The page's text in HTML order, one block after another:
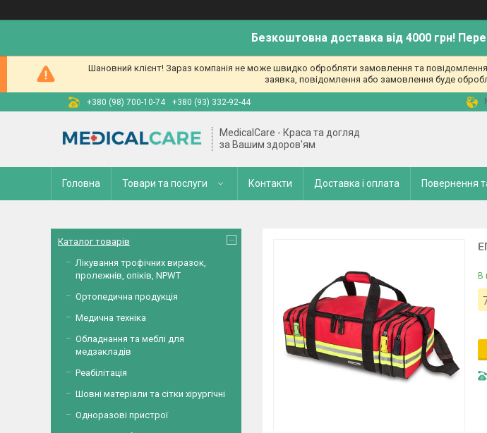
Безкоштовна доставка від 4000 грн!
Шановний клієнт! Зараз компанія не може швидко обробляти замовлення та
заявка, повідомлення або замовлення буде
+380 (98) 700-10-74 +380 (93) 332-92-44
MedicalCare - Краса та догляд
за Вашим здоров'ям
Головна Товари та послуги Контакти Доставка і оплата Повернення
В
Каталог товарів
Лікування трофічних виразок,
пролежнів, опіків, NPWT
Ортопедична продукція
Медична техніка
Обладнання та меблі для
медзакладів
Реабілітація
Шовні матеріали та сітки хірургічні
Одноразові пристрої